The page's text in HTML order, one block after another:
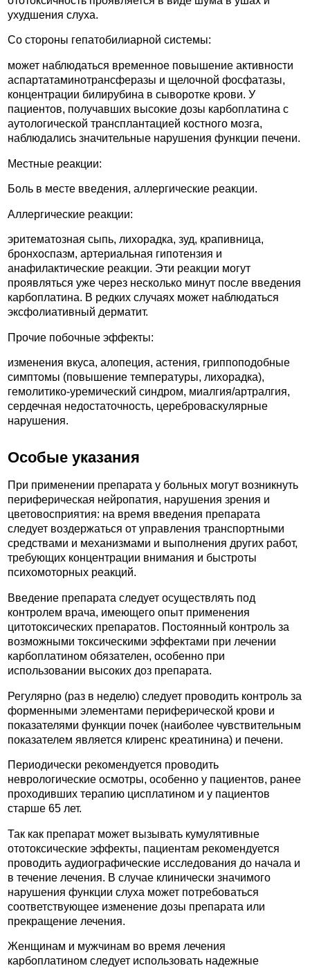
ухудшения слуха.
Со стороны гепатобилиарной системы:
может наблюдаться временное повышение активности
аспартатаминотрансферазы и щелочной фосфатазы,
концентрации билирубина в сыворотке крови. У
пациентов, получавших высокие дозы карбоплатина с
аутологической трансплантацией костного мозга,
наблюдались значительные нарушения функции печени.
Местные реакции:
Боль в месте введения, аллергические реакции.
Аллергические реакции:
эритематозная сыпь, лихорадка, зуд, крапивница,
бронхоспазм, артериальная гипотензия и
анафилактические реакции. Эти реакции могут
проявляться уже через несколько минут после введения
карбоплатина. В редких случаях может наблюдаться
эксфолиативный дерматит.
Прочие побочные эффекты:
изменения вкуса, алопеция, астения, гриппоподобные
симптомы (повышение температуры, лихорадка),
гемолитико-уремический синдром, миалгия/артралгия,
сердечная недостаточность, цереброваскулярные
нарушения.
Особые указания
При применении препарата у больных могут возникнуть
периферическая нейропатия, нарушения зрения и
цветовосприятия: на время введения препарата
следует воздержаться от управления транспортными
средствами и механизмами и выполнения других работ,
требующих концентрации внимания и быстроты
психомоторных реакций.
Введение препарата следует осуществлять под
контролем врача, имеющего опыт применения
цитотоксических препаратов. Постоянный контроль за
возможными токсическими эффектами при лечении
карбоплатином обязателен, особенно при
использовании высоких доз препарата.
Регулярно (раз в неделю) следует проводить контроль за
форменными элементами периферической крови и
показателями функции почек (наиболее чувствительным
показателем является клиренс креатинина) и печени.
Периодически рекомендуется проводить
неврологические осмотры, особенно у пациентов, ранее
проходивших терапию цисплатином и у пациентов
старше 65 лет.
Так как препарат может вызывать кумулятивные
ототоксические эффекты, пациентам рекомендуется
проводить аудиографические исследования до начала и
в течение лечения. В случае клинически значимого
нарушения функции слуха может потребоваться
соответствующее изменение дозы препарата или
прекращение лечения.
Женщинам и мужчинам во время лечения
карбоплатином следует использовать надежные